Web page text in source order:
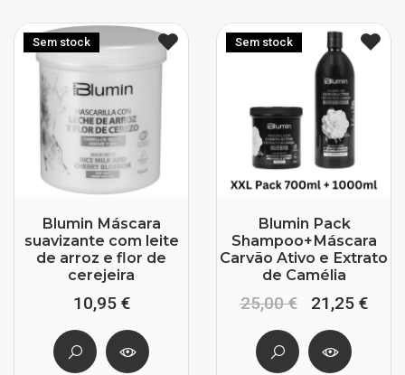
Sem stock
Blumin Máscara
suavizante com leite
de arroz e flor de
cerejeira
10,95 €
Sem stock
Blumin Pack
Shampoo+Máscara
Carvão Ativo e Extrato
de Camélia
25,00 € 21,25 €